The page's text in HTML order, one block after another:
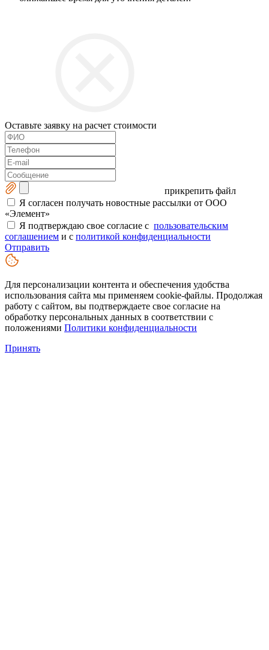
Оставьте заявку на расчет стоимости
прикрепить файл
Я согласен получать новостные рассылки от ООО
«Элемент»
Я подтверждаю свое согласие с пользовательским
соглашением и с политикой конфиденциальности
Отправить
Для персонализации контента и обеспечения удобства
использования сайта мы применяем cookie-файлы. Продолжая
работу с сайтом, вы подтверждаете свое согласие на
обработку персональных данных в соответствии с
положениями Политики конфиденциальности
Принять